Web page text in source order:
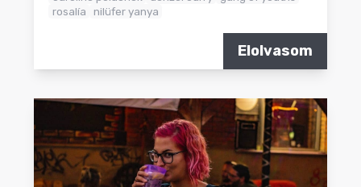
rosalía
nilüfer yanya
Elolvasom